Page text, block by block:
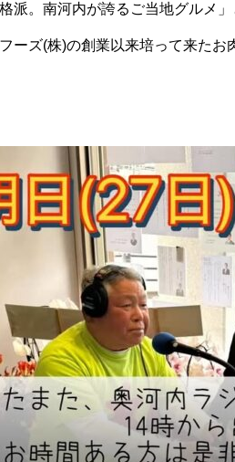
格派。南河内が誇るご当地グルメ
ーズ(株)の創業以来培って来た